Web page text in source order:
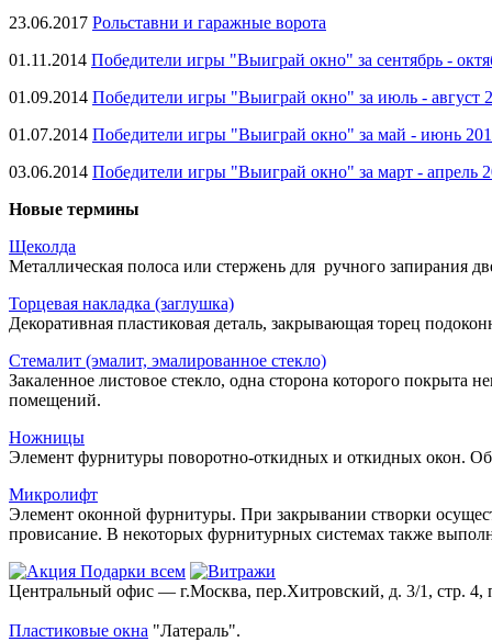
23.06.2017 Рольставни и гаражные ворота
01.11.2014 Победители игры "Выиграй окно" за сентябрь -
01.09.2014 Победители игры "Выиграй окно" за июль - август
01.07.2014 Победители игры "Выиграй окно" за май - июнь
03.06.2014 Победители игры "Выиграй окно" за март - апрель
Новые термины
Щеколда
Металлическая полоса или стержень для ручного запирания
Торцевая накладка (заглушка)
Декоративная пластиковая деталь, закрывающая торец
Стемалит (эмалит, эмалированное стекло)
Закаленное листовое стекло, одна сторона которого покрыта
помещений.
Ножницы
Элемент фурнитуры поворотно-откидных и откидных окон.
Микролифт
Элемент оконной фурнитуры. При закрывании створки
провисание. В некоторых фурнитурных системах также
Центральный офис — г.Москва, пер.Хитровский, д. 3/1, стр.
Пластиковые окна "Латераль".